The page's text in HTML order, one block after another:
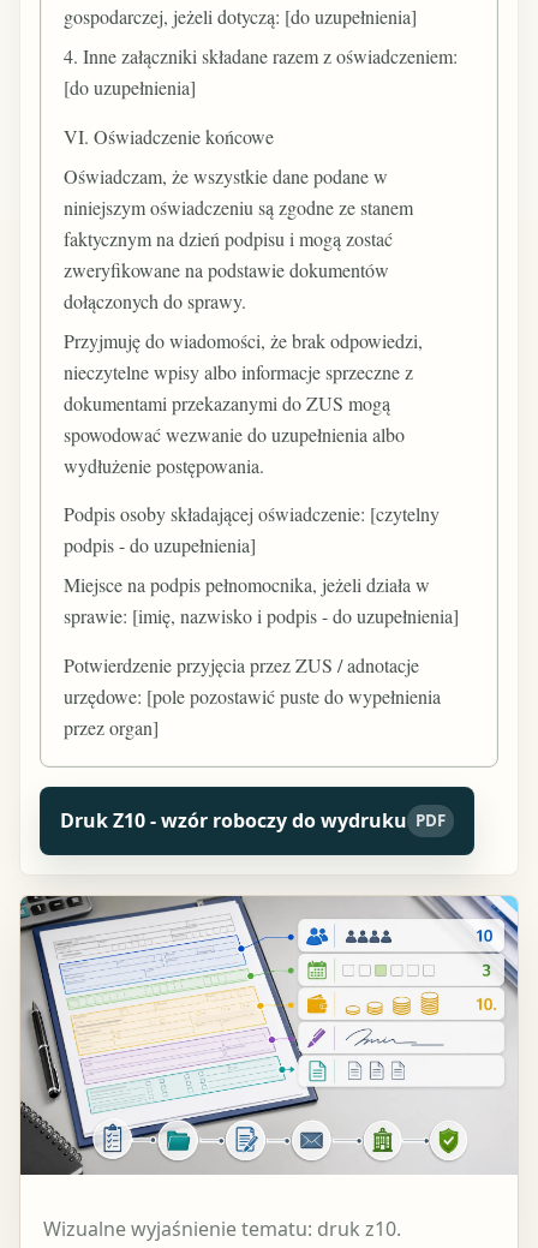
gospodarczej, jeżeli dotyczą: [do uzupełnienia]
4. Inne załączniki składane razem z oświadczeniem:
[do uzupełnienia]
VI. Oświadczenie końcowe
Oświadczam, że wszystkie dane podane w
niniejszym oświadczeniu są zgodne ze stanem
faktycznym na dzień podpisu i mogą zostać
zweryfikowane na podstawie dokumentów
dołączonych do sprawy.
Przyjmuję do wiadomości, że brak odpowiedzi,
nieczytelne wpisy albo informacje sprzeczne z
dokumentami przekazanymi do ZUS mogą
spowodować wezwanie do uzupełnienia albo
wydłużenie postępowania.
Podpis osoby składającej oświadczenie: [czytelny
podpis - do uzupełnienia]
Miejsce na podpis pełnomocnika, jeżeli działa w
sprawie: [imię, nazwisko i podpis - do uzupełnienia]
Potwierdzenie przyjęcia przez ZUS / adnotacje
urzędowe: [pole pozostawić puste do wypełnienia
przez organ]
Druk Z10 - wzór roboczy do wydruku PDF
Wizualne wyjaśnienie tematu: druk z10.